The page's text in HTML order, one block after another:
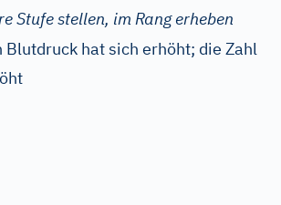
Stufe stellen, im Rang erheben
Blutdruck hat sich erhöht; die Zahl